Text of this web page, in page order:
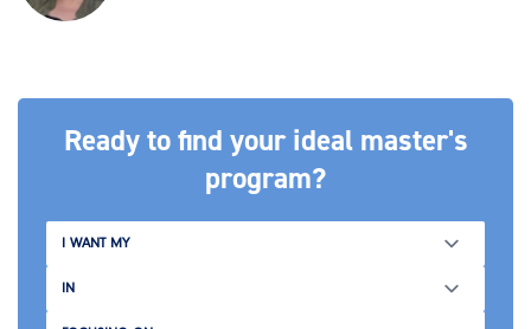
Ready to find your ideal master's
program?